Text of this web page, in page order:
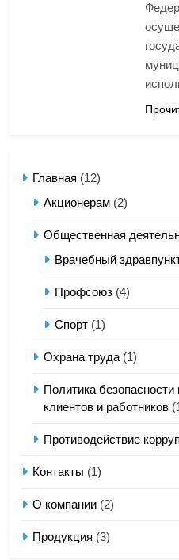
Главная (12)
Акционерам (2)
Общественная
Врачебный
Профсоюз (4)
Спорт (1)
Охрана труда (1)
Политика
клиентов и работников
Противодействие
Контакты (1)
О компании (2)
Продукция (3)